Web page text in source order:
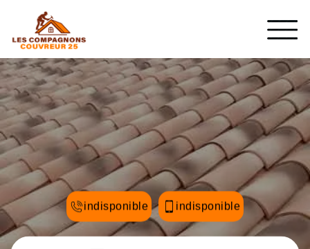
indisponible indisponible